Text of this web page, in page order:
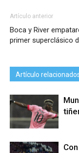
Artículo anterior
Boca y River
primer superclásico
Artículo